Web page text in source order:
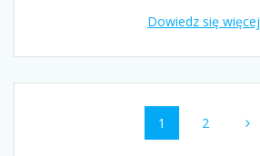
Dowiedz się więcej
Nawigacja
Strona
1 Strona
2